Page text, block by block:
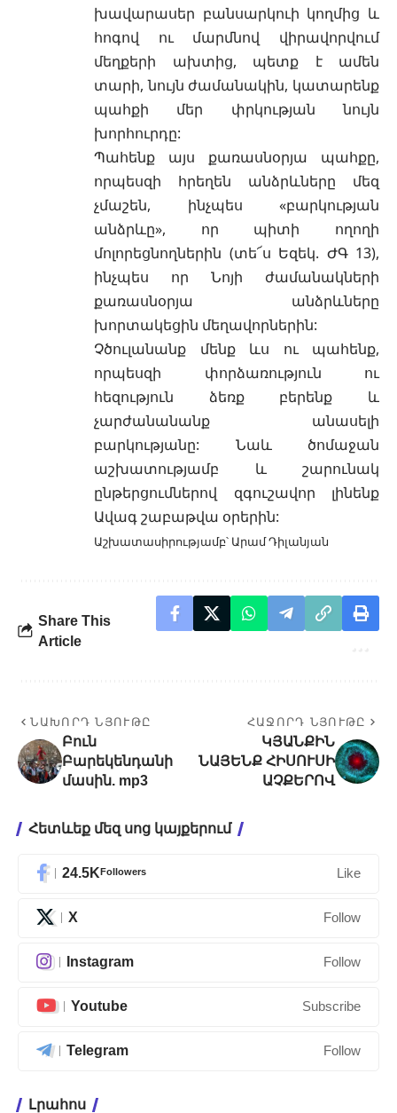
խավարասեր բանսարկուի կողմից և
հոգով ու մարմնով վիրավորվում
մեղքերի ախտից, պետք է ամեն
տարի, նույն ժամանակին, կատարենք
պահքի մեր փրկության նույն
խորհուրդը:
Պահենք այս քառասնօրյա պահքը,
որպեսզի հրեղեն անձրևները մեզ
չմաշեն, ինչպես «բարկության
անձրևը», որ պիտի ողողի
մոլորեցնողներին (տե՜ս Եզեկ. ԺԳ 13),
ինչպես որ Նոյի ժամանակների
քառասնօրյա անձրևները
խորտակեցին մեղավորներին:
Չծուլանանք մենք ևս ու պահենք,
որպեսզի փորձառություն ու
հեզություն ձեռք բերենք և
չարժանանանք անասելի
բարկությանը: Նաև ծոմաջան
աշխատությամբ և շարունակ
ընթերցումներով զգուշավոր լինենք
Ավագ շաբաթվա օրերին:
Աշխատասիրությամբ՝ Արամ Դիլանյան
Share This
Article
ՆԱԽՈՐԴ ՆՅՈՒԹԸ
Բուն
Բարեկենդանի
մասին. mp3
ՀԱՋՈՐԴ ՆՅՈՒԹԸ
ԿՅԱՆՔԻՆ
ՆԱՅԵՆՔ ՀԻՍՈՒՍԻ
ԱՉՔԵՐՈՎ
Հետևեք մեզ սոց կայքերում
24.5KFollowers Like
X Follow
Instagram Follow
Youtube Subscribe
Telegram Follow
Լրահոս